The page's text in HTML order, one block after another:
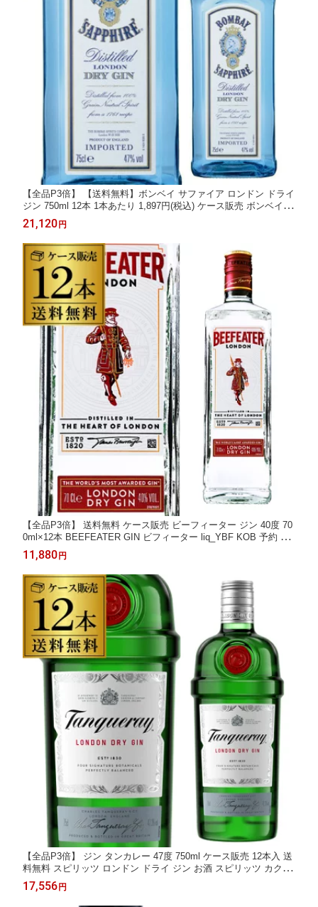
【全品P3倍】 【送料無料】ボンベイ サファイア ロンドン ドライ
ジン 750ml 12本 1本あたり 1,897円(税込) ケース販売 ボンベイ サ
ファイヤ ケース販売 47度 BOMBAY SAPPHIRE カクテルにも 長
S 全品P3倍は8/4 20:00～8/11 1:59まで
21,120 円
【全品P3倍】 送料無料 ケース販売 ビーフィーター ジン 40度 70
0ml×12本 BEEFEATER GIN ビフィーター liq_YBF KOB 予約 202
6/8/4以降発送予定 全品P3倍は8/4 20:00～8/11 1:59まで
11,880 円
【全品P3倍】 ジン タンカレー 47度 750ml ケース販売 12本入 送
料無料 スピリッツ ロンドン ドライ ジン お酒 スピリッツ カクテ
ルにも Tanqueray GIN 八幡 全品P3倍は8/4 20:00～8/11 1:59まで
17,556 円